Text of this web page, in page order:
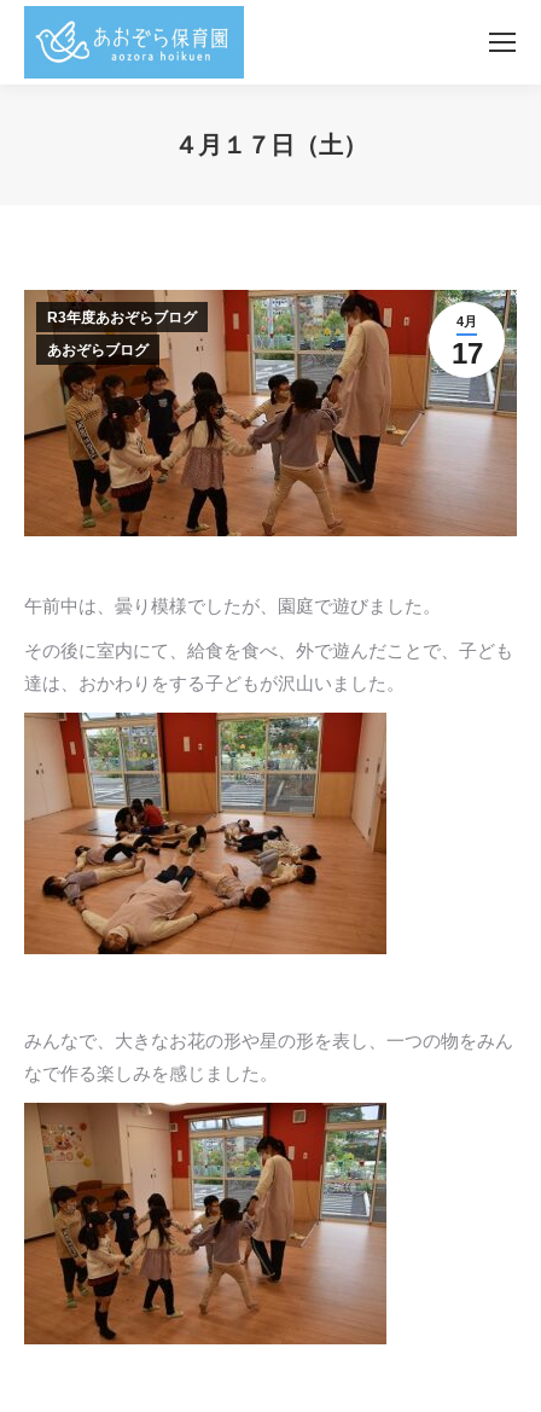
４月１７日（土）
4月
17
R3年度あおぞらブログ
あおぞらブログ
午前中は、曇り模様でしたが、園庭で遊びました。
その後に室内にて、給食を食べ、外で遊んだことで、子ども
達は、おかわりをする子どもが沢山いました。
みんなで、大きなお花の形や星の形を表し、一つの物をみん
なで作る楽しみを感じました。